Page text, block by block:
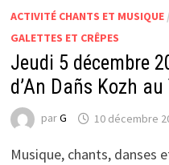
ACTIVITÉ CHANTS ET MUSIQUE/
GALETTES ET CRÊPES
Jeudi 5 décembre
d’An Dañs Kozh
parG 10 décembre
Musique, chants, danses